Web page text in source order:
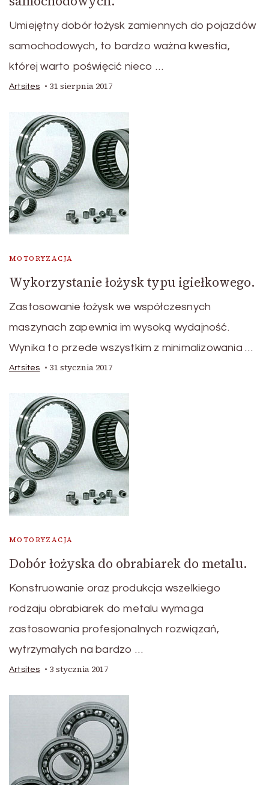
Umiejętny dobór łożysk zamiennych do pojazdów
samochodowych, to bardzo ważna kwestia,
której warto poświęcić nieco …
Artsites 31 sierpnia 2017
MOTORYZACJA
Wykorzystanie łożysk typu igiełkowego.
Zastosowanie łożysk we współczesnych
maszynach zapewnia im wysoką wydajność.
Wynika to przede wszystkim z minimalizowania …
Artsites 31 stycznia 2017
MOTORYZACJA
Dobór łożyska do obrabiarek do metalu.
Konstruowanie oraz produkcja wszelkiego
rodzaju obrabiarek do metalu wymaga
zastosowania profesjonalnych rozwiązań,
wytrzymałych na bardzo …
Artsites 3 stycznia 2017